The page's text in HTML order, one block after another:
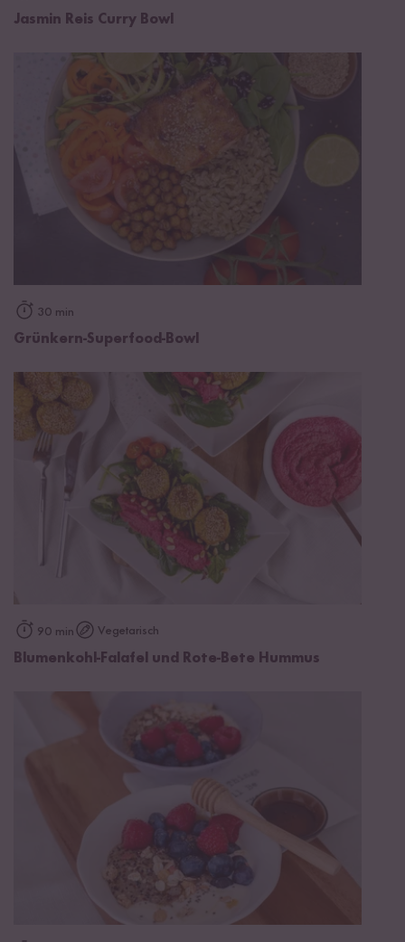
Jasmin Reis Curry Bowl
30 min
Grünkern-Superfood-Bowl
90 min Vegetarisch
Blumenkohl-Falafel und Rote-Bete Hummus